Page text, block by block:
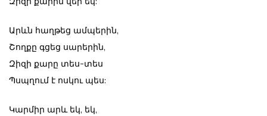
Արևն հաղթեց ամպերին,
Շողքը գցեց սարերին,
Զիզի քարը տես-տես
Պսպղում է ոսկու պես:
Կարմիր արև եկ, եկ,